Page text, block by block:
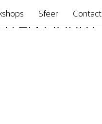
Sfeer Contact
MARKT